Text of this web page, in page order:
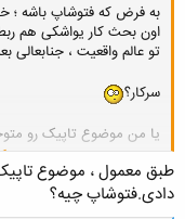
به فرض که فتوشاپ باشه ؛
اون بحث کار یواشکی هم
تو عالم واقعیت ،
سرکار؟
یا من موضوع تاپیک رو
طبق معمول ، موضوع
دادی.فتوشاپ چیه؟